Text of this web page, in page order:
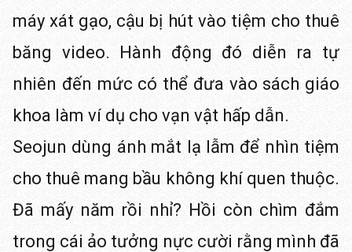
máy xát gạo, cậu bị hút vào tiệm cho thuê
băng video. Hành động đó diễn ra tự
nhiên đến mức có thể đưa vào sách giáo
khoa làm ví dụ cho vạn vật hấp dẫn.
Seojun dùng ánh mắt lạ lẫm để nhìn tiệm
cho thuê mang bầu không khí quen thuộc.
Đã mấy năm rồi nhỉ? Hồi còn chìm đắm
trong cái ảo tưởng nực cười rằng mình đã